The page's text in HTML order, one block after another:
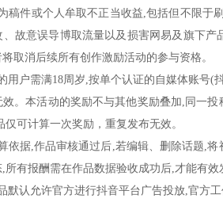
稿件或个人牟取不正当收益,包括但不限
故意误导博取流量以及损害网易及旗下
取消后续所有创作激励活动的参与资格。
用户需满18周岁,按单个认证的自媒体账号
效。本活动的奖励不与其他奖励叠加,同一
可计算一次奖励，重复发布无效。
依据,作品审核通过后,若编辑、删除话题,
所有报酬需在作品数据验收成功后,才能有效
默认允许官方进行抖音平台广告投放,官方